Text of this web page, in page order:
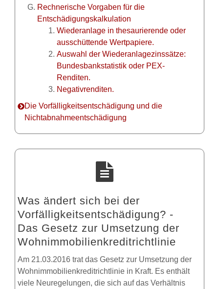
Rechnerische Vorgaben für die
Entschädigungskalkulation
Wiederanlage in thesaurierende oder
ausschüttende Wertpapiere.
Auswahl der Wiederanlagezinssätze:
Bundesbankstatistik oder PEX-
Renditen.
Negativrenditen.
Die Vorfälligkeitsentschädigung und die
Nichtabnahmeentschädigung
Was ändert sich bei der
Vorfälligkeitsentschädigung? -
Das Gesetz zur Umsetzung der
Wohnimmobilienkreditrichtlinie
Am 21.03.2016 trat das Gesetz zur Umsetzung der
Wohnimmobilienkreditrichtlinie in Kraft. Es enthält
viele Neuregelungen, die sich auf das Verhältnis